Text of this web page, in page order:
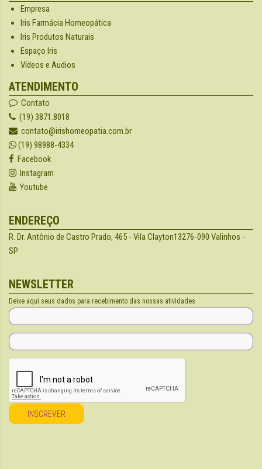
Empresa
Iris Farmácia Homeopática
Iris Produtos Naturais
Espaço Iris
Vídeos e Audios
ATENDIMENTO
Contato
(19) 3871.8018
contato@irishomeopatia.com.br
(19) 98988-4334
Facebook
Instagram
Youtube
ENDEREÇO
R. Dr. Antônio de Castro Prado, 465 - Vila Clayton13276-090 Valinhos -
SP
NEWSLETTER
Deixe aqui seus dados para recebimento das nossas atividades
INSCREVER